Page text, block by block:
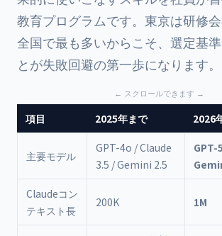
教育プログラムです。東京は研修
全国で最も多いからこそ、選定基
とが失敗回避の第一歩になります。
項目 2025年まで 2026
主要モデル
GPT-4o / Claude
3.5 / Gemini 2.5
GPT-
Claudeコン
テキスト長
200K 1M